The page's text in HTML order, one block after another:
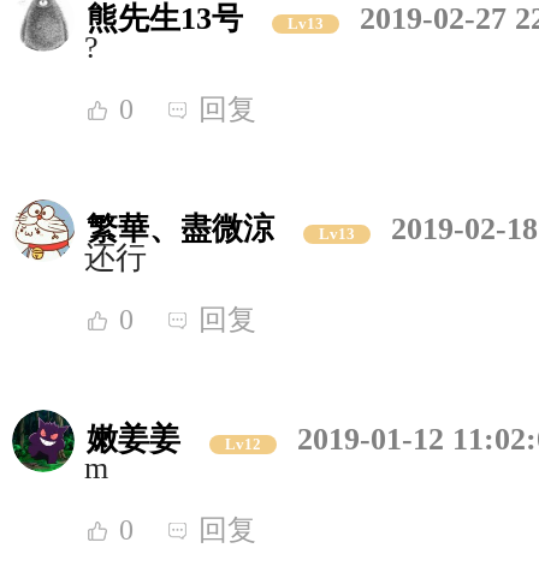
熊先生13号 Lv13
2019-02-27
?
0 回复
繁華、盡微涼 Lv13
2019-02-
还行
0 回复
嫩姜姜 Lv12
2019-01-12
m
0 回复